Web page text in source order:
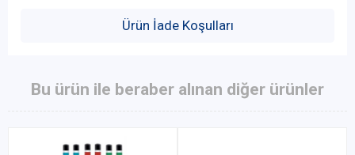
Ürün İade Koşulları
Bu ürün ile beraber alınan diğer ürünler